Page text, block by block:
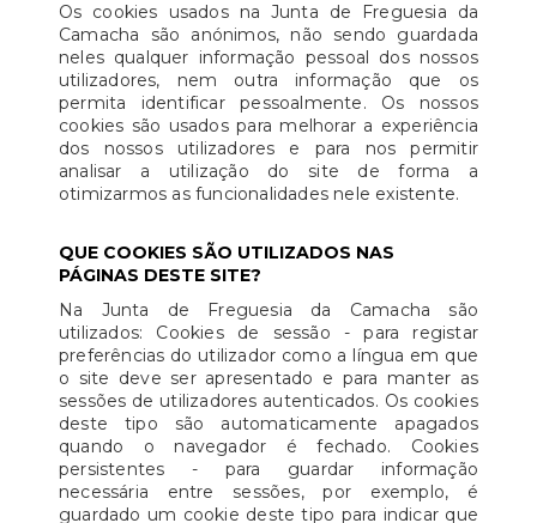
Os cookies usados na Junta de Freguesia da
Camacha são anónimos, não sendo guardada
neles qualquer informação pessoal dos nossos
utilizadores, nem outra informação que os
permita identificar pessoalmente. Os nossos
cookies são usados para melhorar a experiência
dos nossos utilizadores e para nos permitir
analisar a utilização do site de forma a
otimizarmos as funcionalidades nele existente.
QUE COOKIES SÃO UTILIZADOS NAS
PÁGINAS DESTE SITE?
Na Junta de Freguesia da Camacha são
utilizados: Cookies de sessão - para registar
preferências do utilizador como a língua em que
o site deve ser apresentado e para manter as
sessões de utilizadores autenticados. Os cookies
deste tipo são automaticamente apagados
quando o navegador é fechado. Cookies
persistentes - para guardar informação
necessária entre sessões, por exemplo, é
guardado um cookie deste tipo para indicar que